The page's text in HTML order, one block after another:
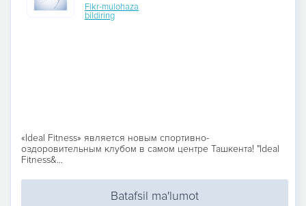
Fikr-mulohaza
bildiring
«Ideal Fitness» является новым спортивно-
оздоровительным клубом в самом центре Ташкента! "Ideal
Fitness&...
Batafsil ma'lumot